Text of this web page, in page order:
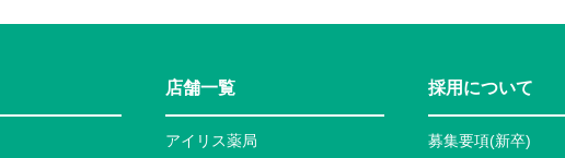
店舗一覧
アイリス薬局
採用について
募集要項(新卒)